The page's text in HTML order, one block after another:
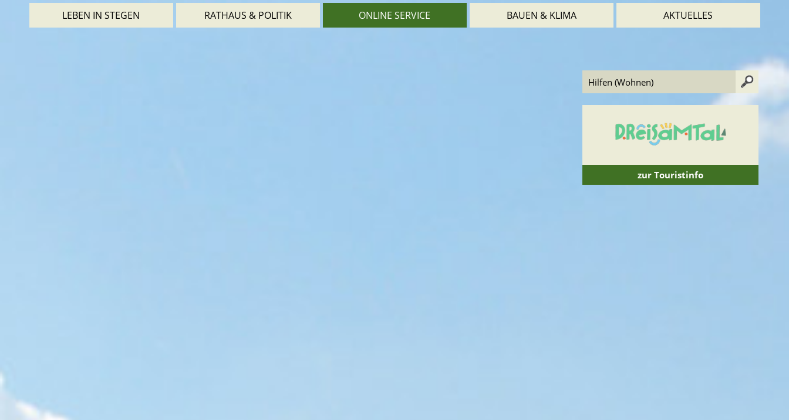
LEBEN IN STEGEN RATHAUS & POLITIK ONLINE SERVICE BAUEN & KLIMA AKTUELLES
zur Touristinfo